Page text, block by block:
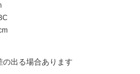
の出る場合あります